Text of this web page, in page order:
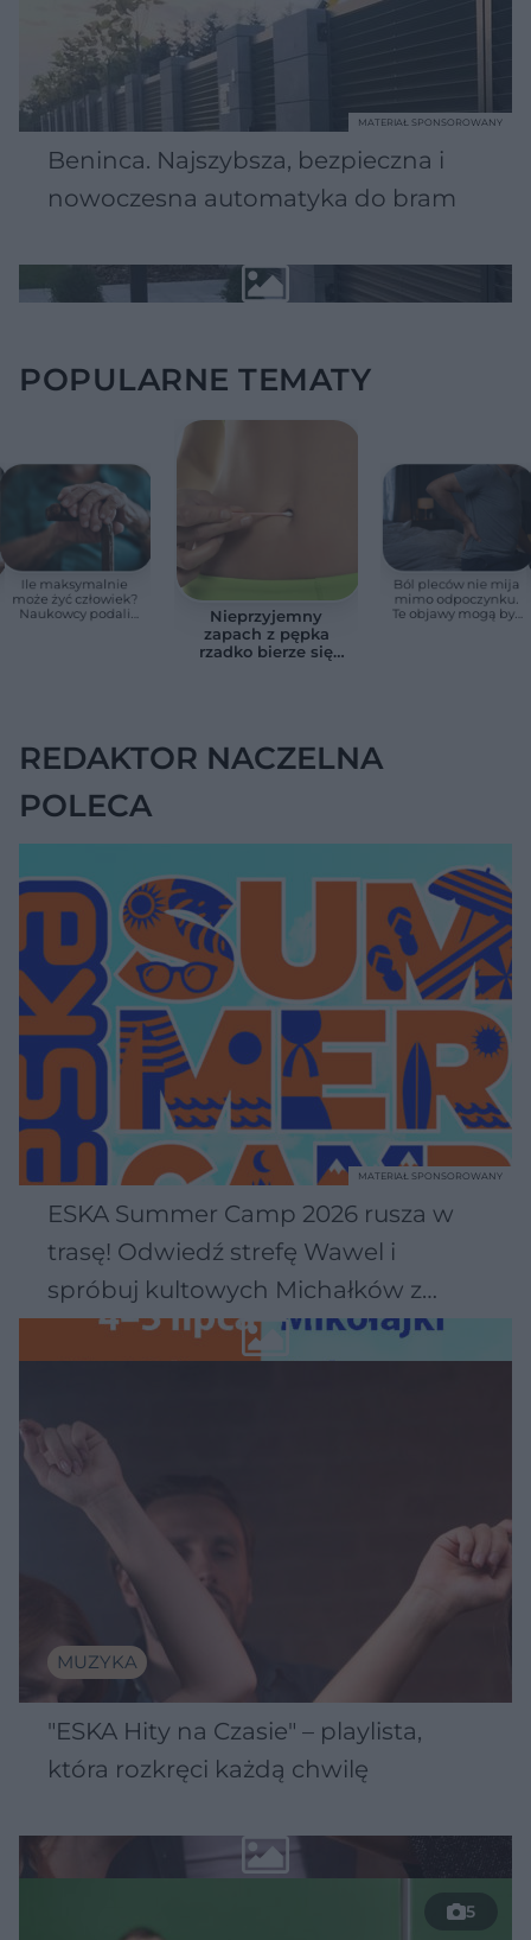
Beninca. Najszybsza, bezpieczna i
nowoczesna automatyka do bram
MATERIAŁ SPONSOROWANY
POPULARNE TEMATY
Ile maksymalnie
może żyć człowiek?
Naukowcy podali
Nieprzyjemny
zapach z pępka
rzadko bierze się
Ból pleców nie mija
mimo odpoczynku.
Te objawy mogą być
REDAKTOR NACZELNA
POLECA
ESKA Summer Camp 2026 rusza w
trasę! Odwiedź strefę Wawel i
spróbuj kultowych Michałków z
Wawelu
MATERIAŁ SPONSOROWANY
MUZYKA
"ESKA Hity na Czasie" – playlista,
która rozkręci każdą chwilę
5